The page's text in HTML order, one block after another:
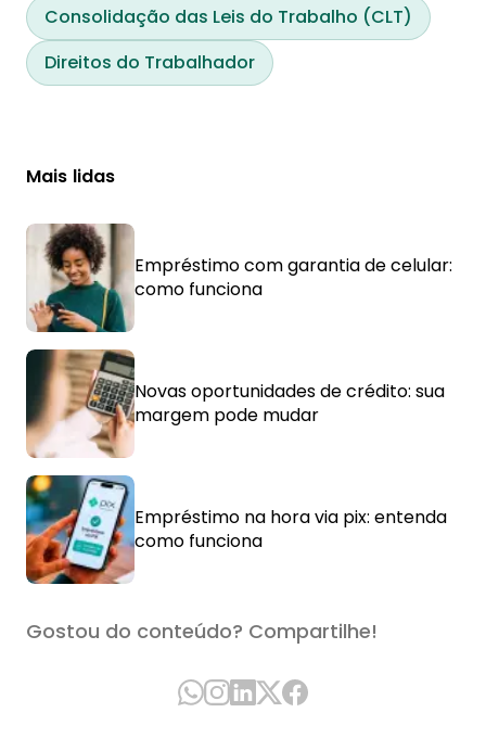
Consolidação das Leis do Trabalho (CLT)
Direitos do Trabalhador
Mais lidas
Empréstimo com garantia de celular:
como funciona
Novas oportunidades de crédito: sua
margem pode mudar
Empréstimo na hora via pix: entenda
como funciona
Gostou do conteúdo? Compartilhe!